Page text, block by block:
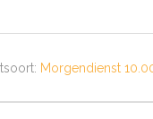
Morgendienst